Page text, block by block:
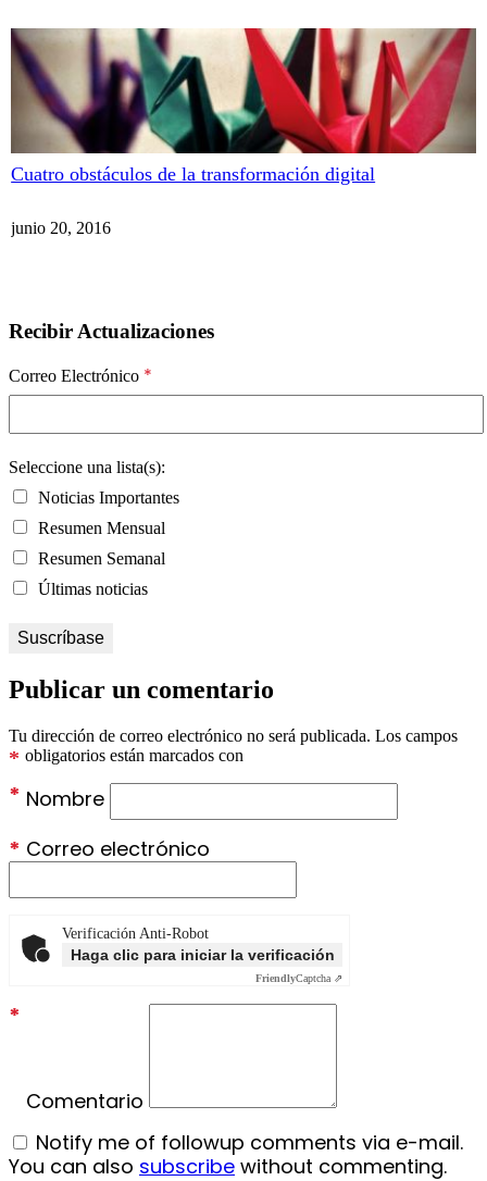
Cuatro obstáculos de la transformación digital
junio 20, 2016
Recibir Actualizaciones
Correo Electrónico *
Seleccione una lista(s):
Noticias Importantes
Resumen Mensual
Resumen Semanal
Últimas noticias
Publicar un comentario
Tu dirección de correo electrónico no será publicada. Los campos
obligatorios están marcados con
*
Nombre
*
Correo electrónico
*
Verificación Anti-Robot
Haga clic para iniciar la verificación
FriendlyCaptcha ⇗
Comentario
*
Notify me of followup comments via e-mail.
You can also subscribe without commenting.